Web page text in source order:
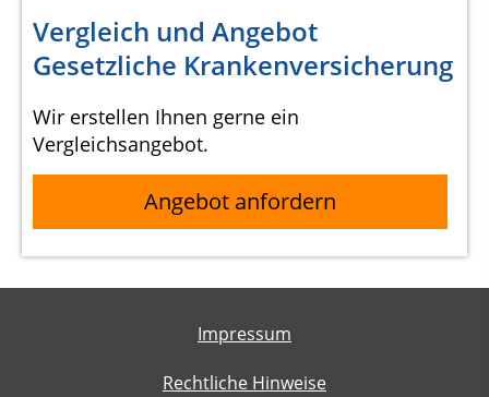
Vergleich und Angebot
Gesetzliche Krankenversicherung
Wir erstellen Ihnen gerne ein
Vergleichsangebot.
Angebot anfordern
Impressum
Rechtliche Hinweise